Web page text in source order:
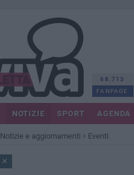
68.713
FANPAGE
NOTIZIE SPORT AGENDA
Notizie e aggiornamenti Eventi